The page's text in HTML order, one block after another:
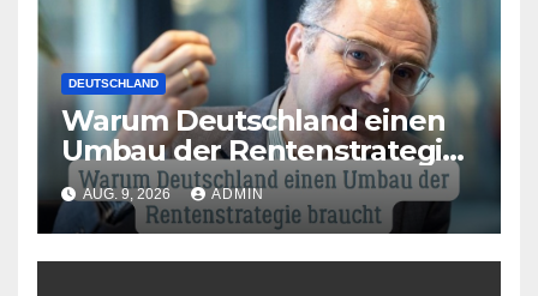
DEUTSCHLAND
Warum Deutschland einen
Umbau der Rentenstrategie
braucht
AUG. 9, 2026 ADMIN